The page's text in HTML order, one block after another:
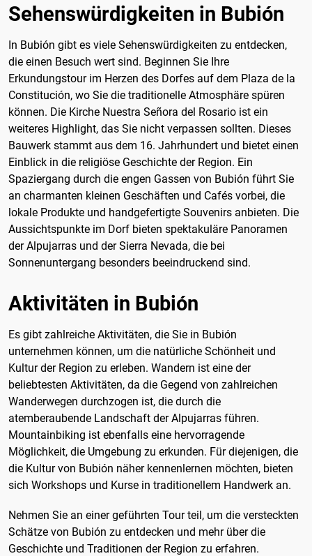
Sehenswürdigkeiten in Bubión
In Bubión gibt es viele Sehenswürdigkeiten zu entdecken,
die einen Besuch wert sind. Beginnen Sie Ihre
Erkundungstour im Herzen des Dorfes auf dem Plaza de la
Constitución, wo Sie die traditionelle Atmosphäre spüren
können. Die Kirche Nuestra Señora del Rosario ist ein
weiteres Highlight, das Sie nicht verpassen sollten. Dieses
Bauwerk stammt aus dem 16. Jahrhundert und bietet einen
Einblick in die religiöse Geschichte der Region. Ein
Spaziergang durch die engen Gassen von Bubión führt Sie
an charmanten kleinen Geschäften und Cafés vorbei, die
lokale Produkte und handgefertigte Souvenirs anbieten. Die
Aussichtspunkte im Dorf bieten spektakuläre Panoramen
der Alpujarras und der Sierra Nevada, die bei
Sonnenuntergang besonders beeindruckend sind.
Aktivitäten in Bubión
Es gibt zahlreiche Aktivitäten, die Sie in Bubión
unternehmen können, um die natürliche Schönheit und
Kultur der Region zu erleben. Wandern ist eine der
beliebtesten Aktivitäten, da die Gegend von zahlreichen
Wanderwegen durchzogen ist, die durch die
atemberaubende Landschaft der Alpujarras führen.
Mountainbiking ist ebenfalls eine hervorragende
Möglichkeit, die Umgebung zu erkunden. Für diejenigen, die
die Kultur von Bubión näher kennenlernen möchten, bieten
sich Workshops und Kurse in traditionellem Handwerk an.
Nehmen Sie an einer geführten Tour teil, um die versteckten
Schätze von Bubión zu entdecken und mehr über die
Geschichte und Traditionen der Region zu erfahren.